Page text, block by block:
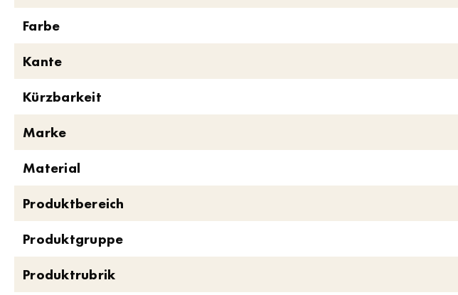
Farbe
Kante
Kürzbarkeit
Marke
Material
Produktbereich
Produktgruppe
Produktrubrik